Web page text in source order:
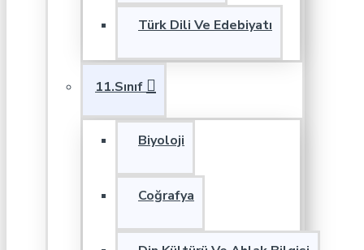
Türk Dili Ve Edebiyatı
11.Sınıf
Biyoloji
Coğrafya